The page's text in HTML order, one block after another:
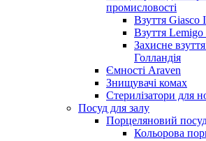
промисловості
Взуття Giasco
Взуття
Захисне
Голландія
Ємності Araven
Знищувачі комах
Стерилізатори для
Посуд для залу
Порцеляновий
Кольорова